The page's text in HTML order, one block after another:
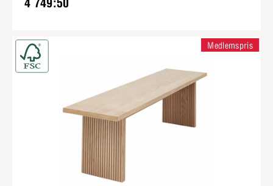
Medlemspris